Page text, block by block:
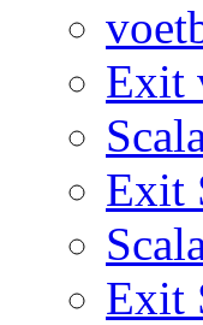
Exit
Exit
Exit